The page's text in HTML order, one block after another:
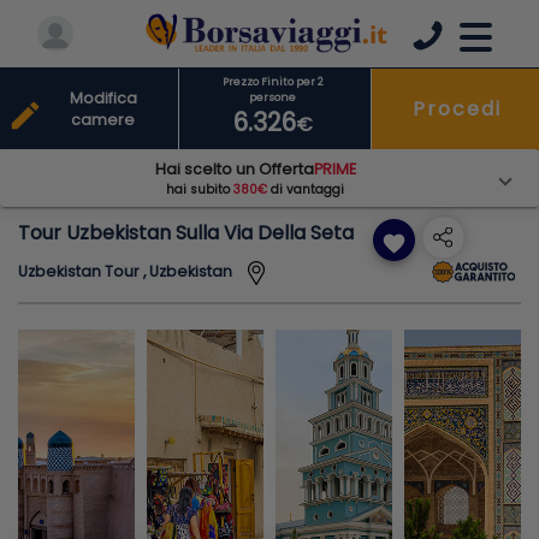
Tour Uzbekistan Sulla Via Della Seta favorite
Uzbekistan Tour , Uzbekistan
Prezzo Finito per 2
persone
6.326€
Procedi
edit
Modifica
camere
Hai scelto un OffertaPRIME
hai subito380€ di vantaggi